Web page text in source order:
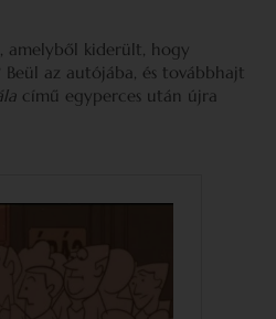
amelyből kiderült, hogy
az autójába, és továbbhajt
című egyperces után újra